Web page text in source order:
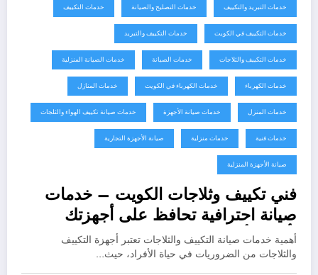
خدمات التبريد والتكييف خدمات التصليح والصيانة خدمات التكييف
خدمات التكييف في الكويت خدمات التكييف والتبريد
خدمات التكييف والثلاجات خدمات الصيانة خدمات الصيانة المنزلية
خدمات الكهرباء خدمات الكهرباء في الكويت خدمات المنازل
خدمات المنزل خدمات صيانة الأجهزة خدمات صيانة تكييف الهواء والثلجات
خدمات فنية خدمات منزلية صيانة الأجهزة التجارية
صيانة الأجهزة المنزلية
فني تكييف وثلاجات الكويت – خدمات
صيانة احترافية تحافظ على أجهزتك
بأفضل أداء
أهمية خدمات صيانة التكييف والثلاجات تعتبر أجهزة التكييف
والثلاجات من الضروريات في حياة الأفراد، حيث…